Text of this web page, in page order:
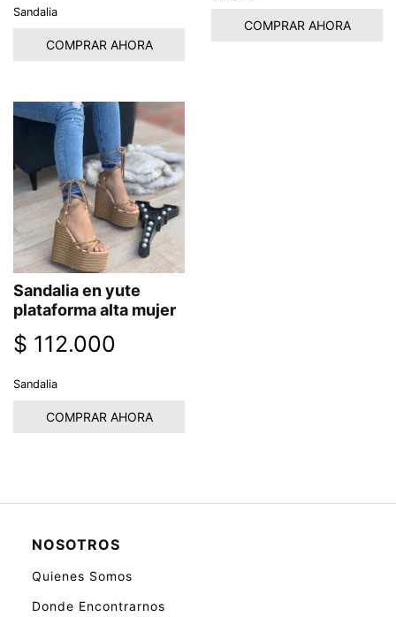
Sandalia
COMPRAR AHORA
COMPRAR AHORA
Sandalia en yute
plataforma alta mujer
$ 112.000
Sandalia
COMPRAR AHORA
NOSOTROS
Quienes Somos
Donde Encontrarnos